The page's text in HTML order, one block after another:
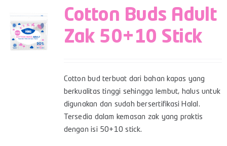
Cotton Buds Adult
Zak 50+10 Stick
Cotton bud terbuat dari bahan kapas yang
berkualitas tinggi sehingga lembut, halus untuk
digunakan dan sudah bersertifikasi Halal.
Tersedia dalam kemasan zak yang praktis
dengan isi 50+10 stick.